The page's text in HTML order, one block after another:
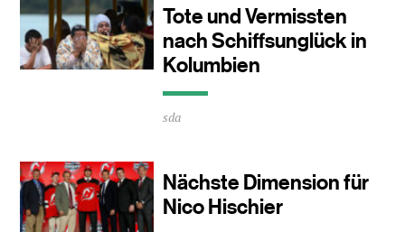
Minuten
Tote und Vermissten
nach Schiffsunglück in
Kolumbien
Durchschnittliche
Lesezeit
Minuten
sda
Nächste Dimension für
Nico Hischier